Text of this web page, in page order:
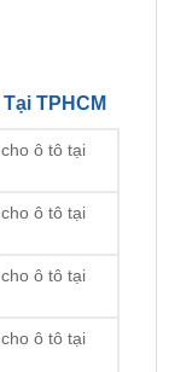
TPHCM
ô tô tại
ô tô tại
ô tô tại
ô tô tại